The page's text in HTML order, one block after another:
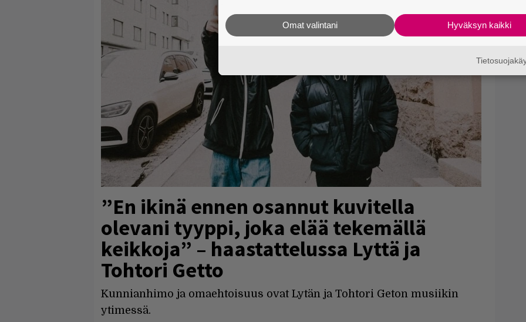
”En ikinä ennen osannut kuvitella
olevani tyyppi, joka elää tekemällä
keikkoja” – haastattelussa Lyttä ja
Tohtori Getto
Kunnianhimo ja omaehtoisuus ovat Lytän ja Tohtori Geton musiikin
ytimessä.
Hyväksyn kaikki
Omat valintani